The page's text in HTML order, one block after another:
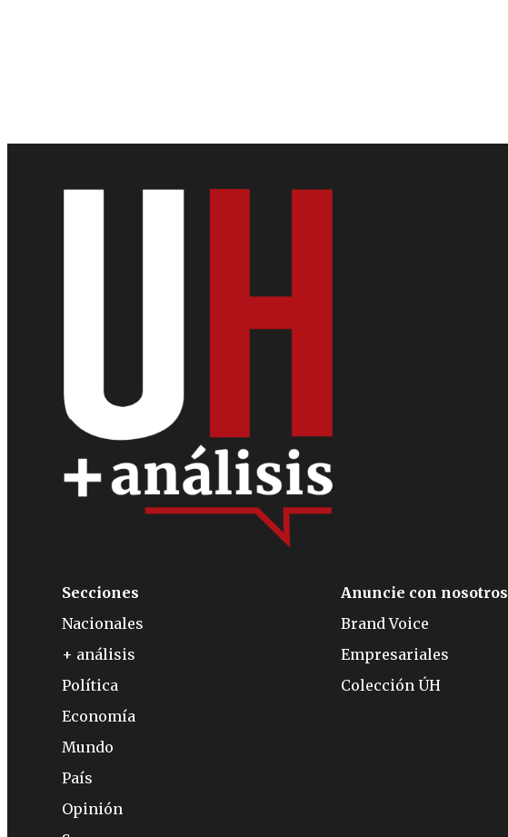
Secciones
Nacionales
+ análisis
Política
Economía
Mundo
País
Opinión
Anuncie con nosotros
Brand Voice
Empresariales
Colección ÚH